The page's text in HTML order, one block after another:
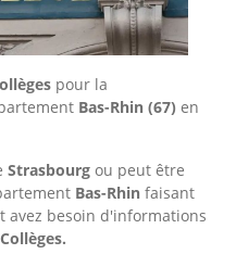
pour la
Bas-Rhin (67) en
Strasbourg ou peut être
Bas-Rhin faisant
avez besoin d'informations
Collèges.